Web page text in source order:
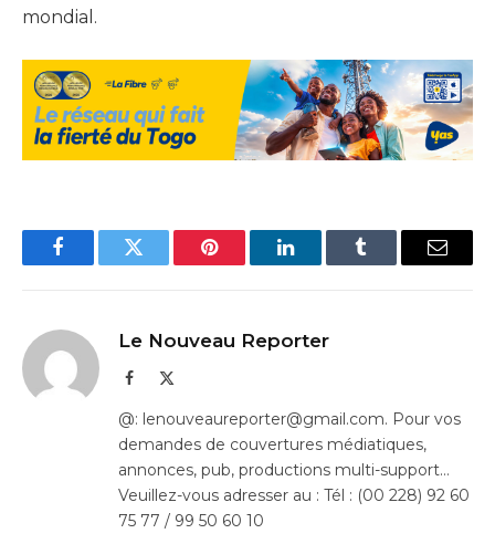
mondial.
FacebookTwitter Pinterest LinkedInTumblr Email
Le Nouveau Reporter
Facebook
@: lenouveaureporter@gmail.com. Pour vos
demandes de couvertures médiatiques,
annonces, pub, productions multi-support…
Veuillez-vous adresser au : Tél : (00 228) 92 60
75 77 / 99 50 60 10